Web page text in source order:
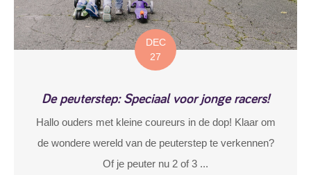
DEC
27
De peuterstep: Speciaal voor jonge racers!
Hallo ouders met kleine coureurs in de dop! Klaar om
de wondere wereld van de peuterstep te verkennen?
Of je peuter nu 2 of 3 ...